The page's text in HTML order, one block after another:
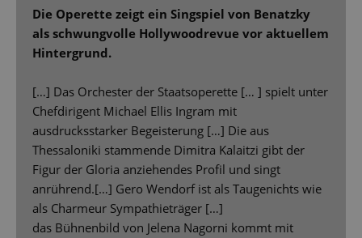
Die Operette zeigt ein Singspiel von Benatzky
als schwungvolle Hollywoodrevue vor aktuellem
Hintergrund.
[…] Das Orchester der Staatsoperette [… ] spielt unter
Chefdirigent Michael Ellis Ingram mit
ausdrucksstarker Begeisterung […] Die aus
Thessaloniki stammende Dimitra Kalaitzi gibt der
Figur der Gloria anziehendes Profil und singt
anrührend.[…] Gero Wendorf ist als Taugenichts wie
als Charmeur Sympathieträger […]
das Bühnenbild von Jelena Nagorni kommt mit